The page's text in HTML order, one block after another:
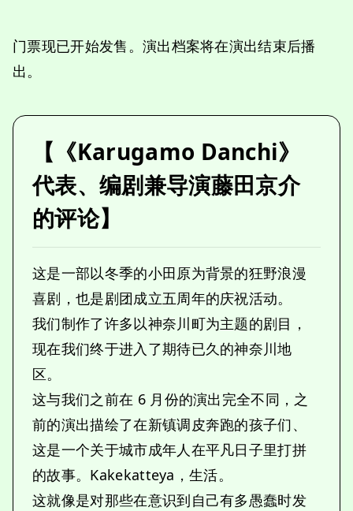
门票现已开始发售。演出档案将在演出结束后播
出。
【《Karugamo Danchi》
代表、编剧兼导演藤田京介
的评论】
这是一部以冬季的小田原为背景的狂野浪漫
喜剧，也是剧团成立五周年的庆祝活动。
我们制作了许多以神奈川町为主题的剧目，
现在我们终于进入了期待已久的神奈川地
区。
这与我们之前在 6 月份的演出完全不同，之
前的演出描绘了在新镇调皮奔跑的孩子们、
这是一个关于城市成年人在平凡日子里打拼
的故事。Kakekatteya，生活。
这就像是对那些在意识到自己有多愚蠢时发